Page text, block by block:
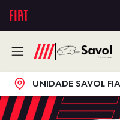
UNIDADE SAVOL